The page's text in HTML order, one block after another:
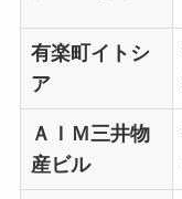
有楽町イトシ
ア
ＡＩＭ三井物
産ビル